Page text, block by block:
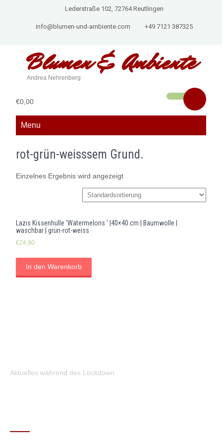
Lederstraße 102, 72764 Reutlingen
info@blumen-und-ambiente.com +49 7121 387325
Blumen &Ambiente
Andrea Nehrenberg
€0,00
Menu
rot-grün-weisssem Grund.
Einzelnes Ergebnis wird angezeigt
Lazis Kissenhülle ‘Watermelons ‘ |40×40 cm | Baumwolle |
waschbar | grün-rot-weiss
€24,90
In den Warenkorb
Aktuelles während des Lockdown